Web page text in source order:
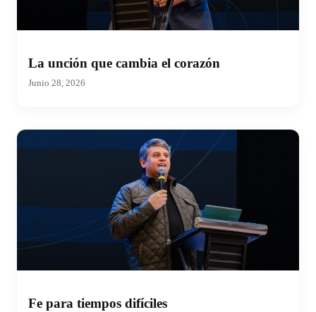
La unción que cambia el corazón
Junio 28, 2026
Fe para tiempos difíciles